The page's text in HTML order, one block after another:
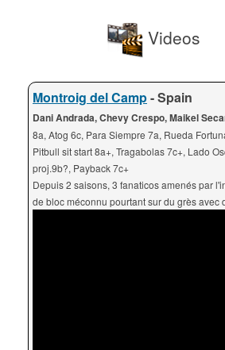
Videos
Montroig del Camp- Spain
Dani Andrada, Chevy Crespo, Maikel
8a, Atog 6c, Para Siempre 7a, Rueda
Pitbull sit start 8a+, Tragabolas 7c+, Lado
proj.9b?, Payback 7c+
Depuis 2 saisons, 3 fanaticos amenés par
de bloc méconnu pourtant sur du grès